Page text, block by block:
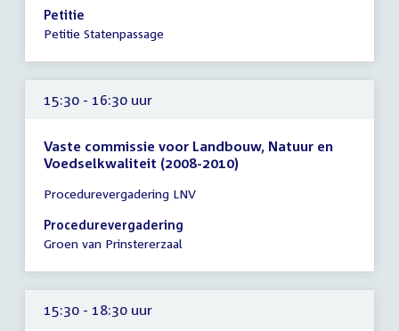
13:45
-
uur
Petitie
Petitie Statenpassage
15:30 - 16:30 uur
Vaste commissie voor Landbouw, Natuur en
Voedselkwaliteit (2008-2010)
vergadering
15:30
-
uur
Procedurevergadering LNV
Procedurevergadering
Groen van Prinstererzaal
15:30 - 18:30 uur